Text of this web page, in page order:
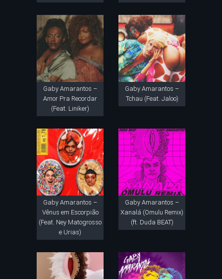
Gaby Amarantos –
Amor Pra Recordar
(Feat. Liniker)
Gaby Amarantos –
Tchau (Feat. Jaloo)
Gaby Amarantos –
Vênus em Escorpião
(Feat. Ney Matogrosso
e Urias)
Gaby Amarantos –
Xanalá (Omulu Remix)
(ft. Duda BEAT)